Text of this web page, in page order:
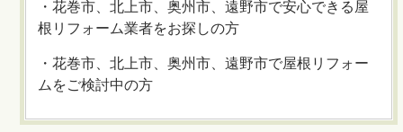
・花巻市、北上市、奥州市、遠野市で安心できる屋
根リフォーム業者をお探しの方
・花巻市、北上市、奥州市、遠野市で屋根リフォー
ムをご検討中の方